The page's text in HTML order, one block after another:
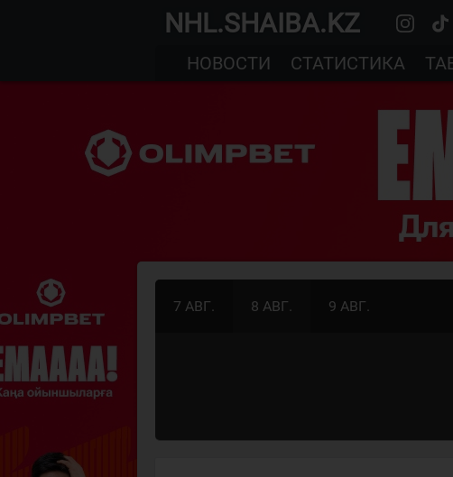
NHL.SHAIBA.KZ
НОВОСТИ
СТАТИСТИКА
7 АВГ. 8 АВГ. 9 АВГ.